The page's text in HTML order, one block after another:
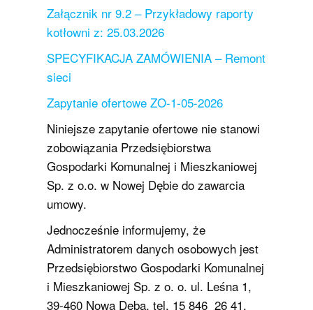
Załącznik nr 9.2 – Przykładowy raporty
kotłowni z: 25.03.2026
SPECYFIKACJA ZAMÓWIENIA – Remont
sieci
Zapytanie ofertowe ZO-1-05-2026
Niniejsze zapytanie ofertowe nie stanowi
zobowiązania Przedsiębiorstwa
Gospodarki Komunalnej i Mieszkaniowej
Sp. z o.o. w Nowej Dębie do zawarcia
umowy.
Jednocześnie informujemy, że
Administratorem danych osobowych jest
Przedsiębiorstwo Gospodarki Komunalnej
i Mieszkaniowej Sp. z o. o. ul. Leśna 1,
39-460 Nowa Dęba, tel. 15 846 26 41.